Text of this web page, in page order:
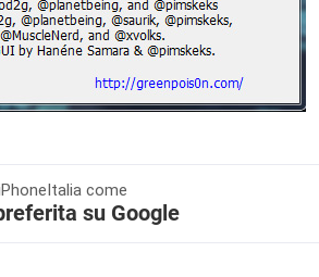
come
su Google